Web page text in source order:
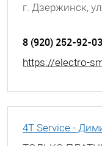
г. Дзержинск,
8 (920) 252-92-03
https://electro-
4T Service -